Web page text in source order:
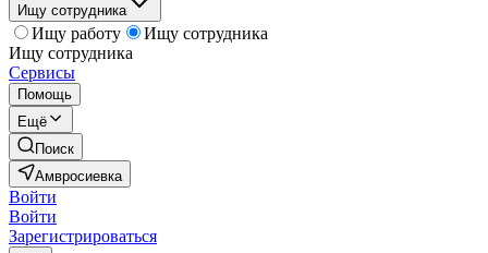
Ищу сотрудника
Ищу работу
Ищу сотрудника
Ищу сотрудника
Сервисы
Помощь
Ещё
Поиск
Амвросиевка
Войти
Войти
Зарегистрироваться